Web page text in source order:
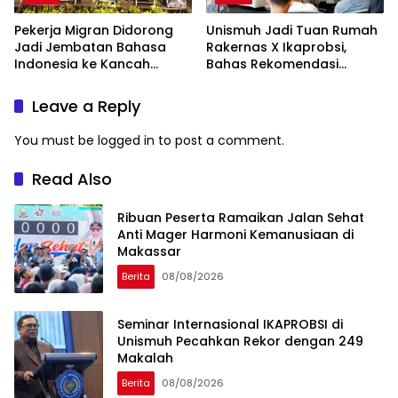
Pekerja Migran Didorong
Jadi Jembatan Bahasa
Indonesia ke Kancah
Unismuh Jadi Tuan Rumah
Rakernas X Ikaprobsi,
Bahas Rekomendasi
Leave a Reply
You must be logged in to post a comment.
Read Also
Ribuan Peserta Ramaikan Jalan Sehat
Anti Mager Harmoni Kemanusiaan di
Makassar
Berita 08/08/2026
Seminar Internasional IKAPROBSI di
Unismuh Pecahkan Rekor dengan 249
Makalah
Berita 08/08/2026